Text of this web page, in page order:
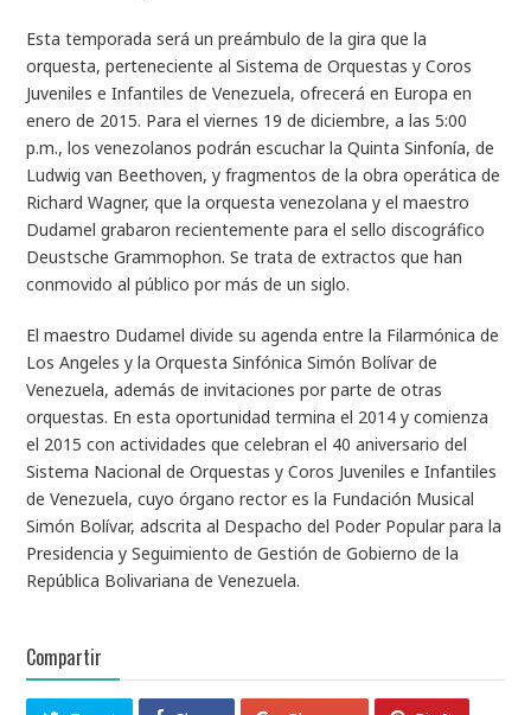
Esta temporada será un preámbulo de la gira que la
orquesta, perteneciente al Sistema de Orquestas y Coros
Juveniles e Infantiles de Venezuela, ofrecerá en Europa en
enero de 2015. Para el viernes 19 de diciembre, a las 5:00
p.m., los venezolanos podrán escuchar la Quinta Sinfonía, de
Ludwig van Beethoven, y fragmentos de la obra operática de
Richard Wagner, que la orquesta venezolana y el maestro
Dudamel grabaron recientemente para el sello discográfico
Deustsche Grammophon. Se trata de extractos que han
conmovido al público por más de un siglo.
El maestro Dudamel divide su agenda entre la Filarmónica de
Los Angeles y la Orquesta Sinfónica Simón Bolívar de
Venezuela, además de invitaciones por parte de otras
orquestas. En esta oportunidad termina el 2014 y comienza
el 2015 con actividades que celebran el 40 aniversario del
Sistema Nacional de Orquestas y Coros Juveniles e Infantiles
de Venezuela, cuyo órgano rector es la Fundación Musical
Simón Bolívar, adscrita al Despacho del Poder Popular para la
Presidencia y Seguimiento de Gestión de Gobierno de la
República Bolivariana de Venezuela.
Compartir